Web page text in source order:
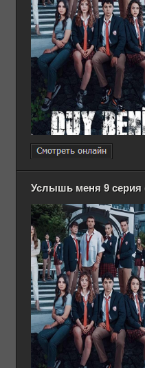
Услышь меня 9 серия